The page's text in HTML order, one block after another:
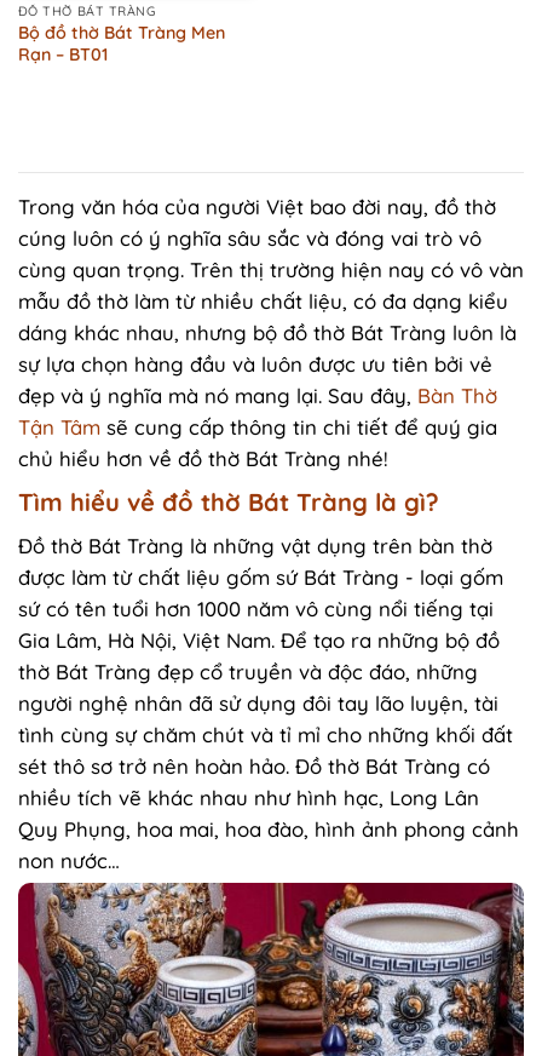
ĐỒ THỜ BÁT TRÀNG
Bộ đồ thờ Bát Tràng Men
Rạn – BT01
Trong văn hóa của người Việt bao đời nay, đồ thờ
cúng luôn có ý nghĩa sâu sắc và đóng vai trò vô
cùng quan trọng. Trên thị trường hiện nay có vô vàn
mẫu đồ thờ làm từ nhiều chất liệu, có đa dạng kiểu
dáng khác nhau, nhưng bộ đồ thờ Bát Tràng luôn là
sự lựa chọn hàng đầu và luôn được ưu tiên bởi vẻ
đẹp và ý nghĩa mà nó mang lại. Sau đây, Bàn Thờ
Tận Tâm sẽ cung cấp thông tin chi tiết để quý gia
chủ hiểu hơn về đồ thờ Bát Tràng nhé!
Tìm hiểu về đồ thờ Bát Tràng là gì?
Đồ thờ Bát Tràng là những vật dụng trên bàn thờ
được làm từ chất liệu gốm sứ Bát Tràng - loại gốm
sứ có tên tuổi hơn 1000 năm vô cùng nổi tiếng tại
Gia Lâm, Hà Nội, Việt Nam. Để tạo ra những bộ đồ
thờ Bát Tràng đẹp cổ truyền và độc đáo, những
người nghệ nhân đã sử dụng đôi tay lão luyện, tài
tình cùng sự chăm chút và tỉ mỉ cho những khối đất
sét thô sơ trở nên hoàn hảo. Đồ thờ Bát Tràng có
nhiều tích vẽ khác nhau như hình hạc, Long Lân
Quy Phụng, hoa mai, hoa đào, hình ảnh phong cảnh
non nước…